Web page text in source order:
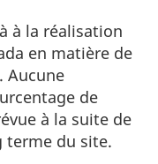
à la réalisation
en matière de
Aucune
de
à la suite de
terme du site.
de bas de page